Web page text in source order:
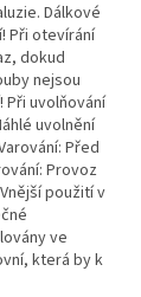
Dálkové
Při otevírání
dokud
nejsou
Při uvolňování
uvolnění
Před
Provoz
použití v
ve
která by k